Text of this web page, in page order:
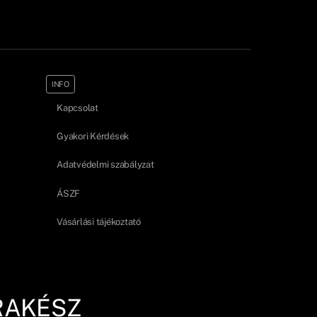
INFO
Kapcsolat
Gyakori Kérdések
Adatvédelmi szabályzat
ÁSZF
Vásárlási tájékoztató